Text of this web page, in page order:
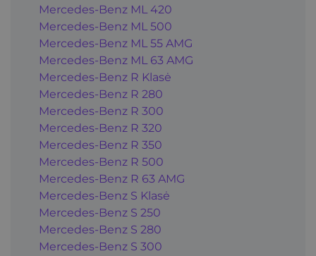
Mercedes-Benz ML 420
Mercedes-Benz ML 500
Mercedes-Benz ML 55 AMG
Mercedes-Benz ML 63 AMG
Mercedes-Benz R Klasė
Mercedes-Benz R 280
Mercedes-Benz R 300
Mercedes-Benz R 320
Mercedes-Benz R 350
Mercedes-Benz R 500
Mercedes-Benz R 63 AMG
Mercedes-Benz S Klasė
Mercedes-Benz S 250
Mercedes-Benz S 280
Mercedes-Benz S 300